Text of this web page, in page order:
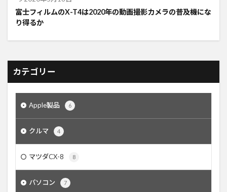
富士フィルムのX-T4は2020年の動画撮影カメラの普及機にな
り得るか
カテゴリー
Apple製品 6
クルマ 4
マツダCX-8 8
パソコン 7